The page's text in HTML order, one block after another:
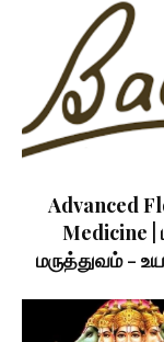
Advanced
Medicine |
மருத்துவம் -